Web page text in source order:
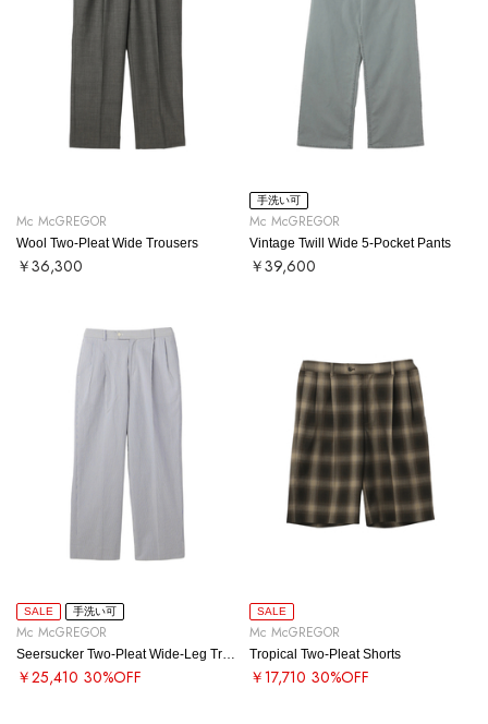
Mc McGREGOR
Wool Two-Pleat Wide Trousers
￥36,300
手洗い可
Mc McGREGOR
Vintage Twill Wide 5-Pocket Pants
￥39,600
SALE 手洗い可
Mc McGREGOR
￥25,410 30%OFF
SALE
Mc McGREGOR
Tropical Two-Pleat Shorts
￥17,710 30%OFF